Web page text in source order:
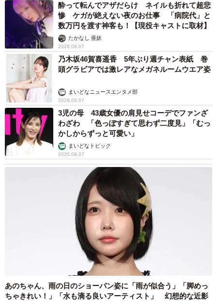
酔って転んでアザだらけ ネイルも折れて超悲
惨 ケガが絶えない夜のお仕事 「病院代」と
数万円を渡す神客も！【現役キャストに取材】
たかなし 亜妖
2026.08.07
乃木坂46賀喜遥香 5年ぶり週チャン表紙 巻
頭グラビアでは激レアなメガネルームウエア姿
まいどなニュースエンタメ部
2026.08.07
3児の母 43歳女優の肩見せコーデでファンざ
わざわ 「色っぽすぎて思わず二度見」「むっ
かしからずっと可愛い」
まいどなトピック
2026.08.07
あのちゃん、雨の日のショーパン姿に「雨が似合う」「脚めっ
ちゃきれい！」「水も滴る良いアーティスト」 幻想的な近影